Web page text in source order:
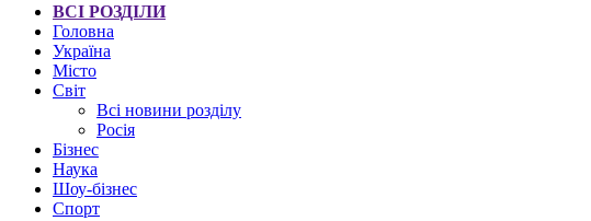
ВСІ РОЗДІЛИ
Головна
Україна
Місто
Світ
Всі новини розділу
Росія
Бізнес
Наука
Шоу-бізнес
Спорт